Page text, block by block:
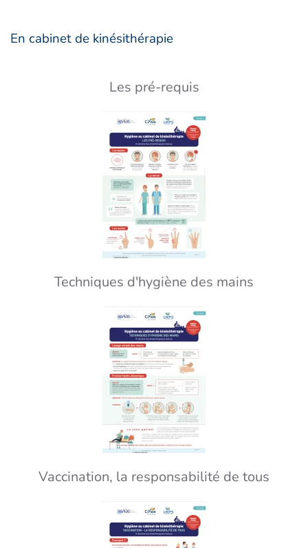
En cabinet de kinésithérapie
Les pré-requis
Techniques d'hygiène des mains
Vaccination, la responsabilité de tous